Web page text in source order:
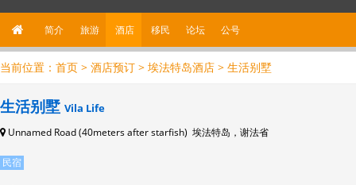
简介 旅游 酒店 移民 论坛 公号
当前位置： 首页 > 酒店预订 > 埃法特岛酒店 > 生活别墅
生活别墅 Vila Life
Unnamed Road (40meters after starfish) 埃法特岛，谢法省
民宿